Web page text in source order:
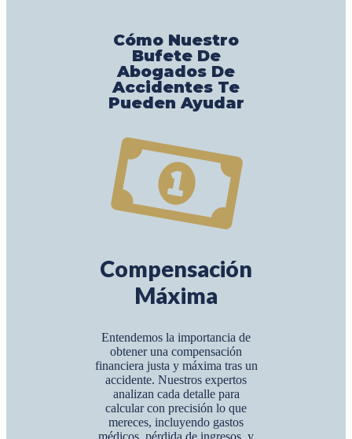
Cómo Nuestro
Bufete De
Abogados De
Accidentes Te
Pueden Ayudar
Compensación
Máxima
Entendemos la importancia de
obtener una compensación
financiera justa y máxima tras un
accidente. Nuestros expertos
analizan cada detalle para
calcular con precisión lo que
mereces, incluyendo gastos